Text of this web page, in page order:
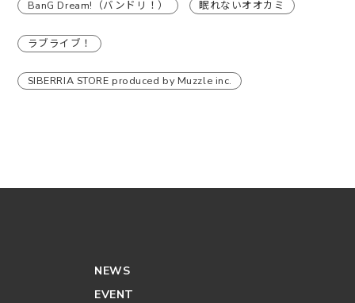
BanG Dream!（バンドリ！） 眠れないオオカミ
ラブライブ！
SIBERRIA STORE produced by Muzzle inc.
NEWS
EVENT